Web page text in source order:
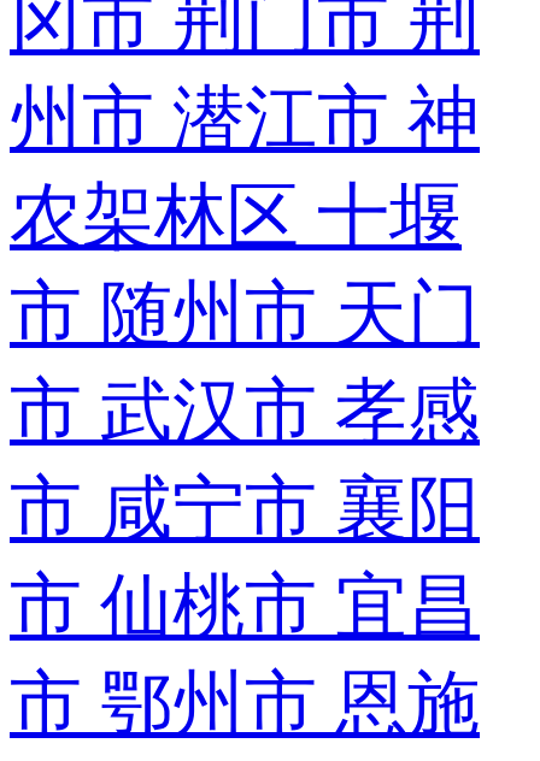
冈市 荆门市 荆
州市 潜江市 神
农架林区 十堰
市 随州市 天门
市 武汉市 孝感
市 咸宁市 襄阳
市 仙桃市 宜昌
市 鄂州市 恩施